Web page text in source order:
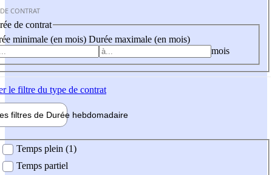
CONTRAT
de contrat
minimale (en mois) Durée maximale (en mois)
mois
le filtre du type de contrat
filtres de Durée hebdomadaire
Temps plein (1)
Temps partiel